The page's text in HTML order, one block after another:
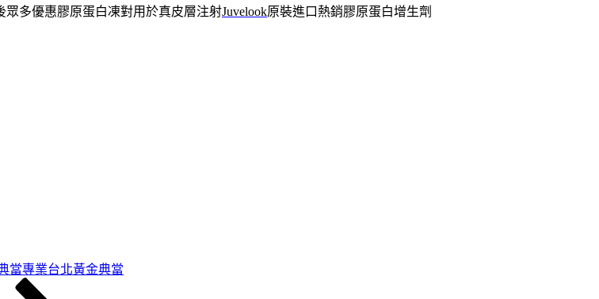
眾多優惠膠原蛋白凍對用於真皮層注射Juvelook原裝進口熱銷膠原蛋白增生劑
當專業台北黃金典當